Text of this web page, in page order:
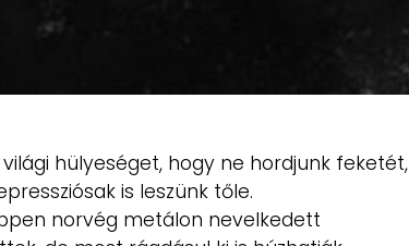
hülyeséget, hogy ne hordjunk feketét,
is leszünk tőle.
norvég metálon nevelkedett